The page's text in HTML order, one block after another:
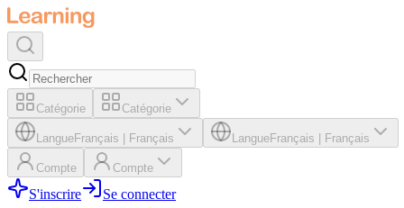
Catégorie Catégorie
LangueFrançais Français LangueFrançais Français
Compte Compte
S'inscrire Se connecter